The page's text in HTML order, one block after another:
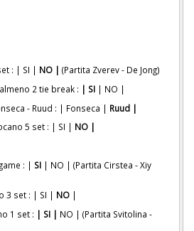
: | SI | NO | (Partita Zverev - De Jong)
2 tie break : | SI | NO |
- Ruud : | Fonseca | Ruud |
5 set : | SI | NO |
: | SI | NO | (Partita Cirstea - Xiy
3 set : | SI | NO |
1 set : | SI | NO | (Partita Svitolina -